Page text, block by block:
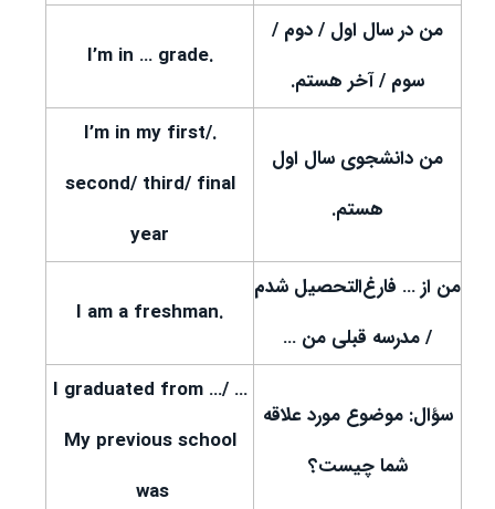
من در سال اول / دوم /
سوم / آخر هستم.
.I’m in … grade
من دانشجوی سال اول
هستم.
.I’m in my first/
second/ third/ final
year
من از … فارغ‌التحصیل شدم
/ مدرسه قبلی من …
.I am a freshman
سؤال: موضوع مورد علاقه
شما چیست؟
… I graduated from …/
My previous school
was